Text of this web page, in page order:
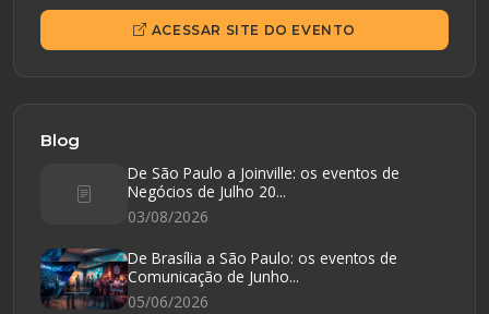
ACESSAR SITE DO EVENTO
Blog
De São Paulo a Joinville: os eventos de
Negócios de Julho 20...
03/08/2026
De Brasília a São Paulo: os eventos de
Comunicação de Junho...
05/06/2026